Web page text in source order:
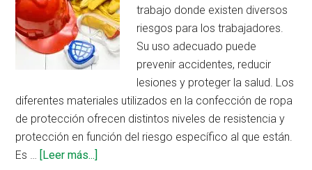
trabajo donde existen diversos
riesgos para los trabajadores.
Su uso adecuado puede
prevenir accidentes, reducir
lesiones y proteger la salud. Los
diferentes materiales utilizados en la confección de ropa
de protección ofrecen distintos niveles de resistencia y
protección en función del riesgo específico al que están.
Es … [Leer más...]